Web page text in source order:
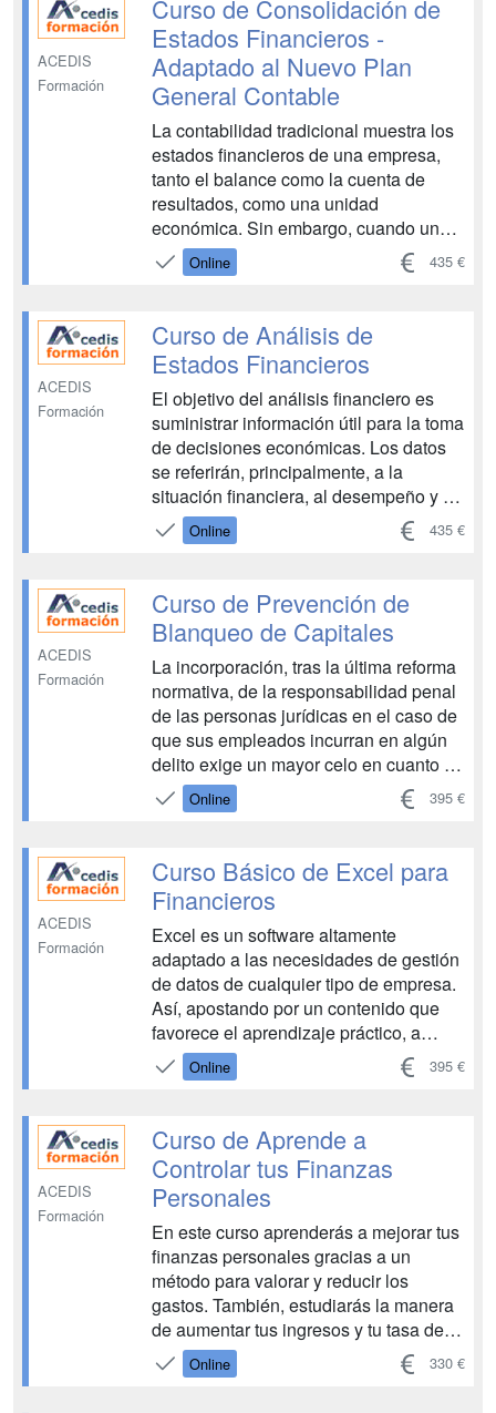
de una nueva em...
ACEDIS
Formación
Curso de Consolidación de
Estados Financieros -
Adaptado al Nuevo Plan
General Contable
La contabilidad tradicional muestra los
estados financieros de una empresa,
tanto el balance como la cuenta de
resultados, como una unidad
económica. Sin embargo, cuando una
sociedad posee una participación
mayoritaria en el capital de otra
financieros individuales pierden parte
de su utilidad a la hora de reflejar...
Online 435 €
ACEDIS
Formación
Curso de Análisis de
Estados Financieros
El objetivo del análisis financiero es
suministrar información útil para la toma
de decisiones económicas. Los datos
se referirán, principalmente, a la
situación financiera, al desempeño y a
los cambios en la posición financiera
de las organizaciones a evaluar. Para
relacionadas con los estados
financieros de acuer...
Online 435 €
ACEDIS
Formación
Curso de Prevención de
Blanqueo de Capitales
La incorporación, tras la última reforma
normativa, de la responsabilidad penal
de las personas jurídicas en el caso de
que sus empleados incurran en algún
delito exige un mayor celo en cuanto a
la prevención efectiva; y esto obliga a
las empresas a contar con el
personal altamente formado e...
Online 395 €
ACEDIS
Formación
Curso Básico de Excel para
Financieros
Excel es un software altamente
adaptado a las necesidades de gestión
de datos de cualquier tipo de empresa.
Así, apostando por un contenido que
favorece el aprendizaje práctico, a
través de este curso se busca que el
alumno se familiarice progresivamente
especialmente, con aquellas
herramientas que el programa...
Online 395 €
ACEDIS
Formación
Curso de Aprende a
Controlar tus Finanzas
Personales
En este curso aprenderás a mejorar tus
finanzas personales gracias a un
método para valorar y reducir los
gastos. También, estudiarás la manera
de aumentar tus ingresos y tu tasa de
ahorro y cómo invertir. No es necesario
que tengas conocimientos previos
Online 330 €